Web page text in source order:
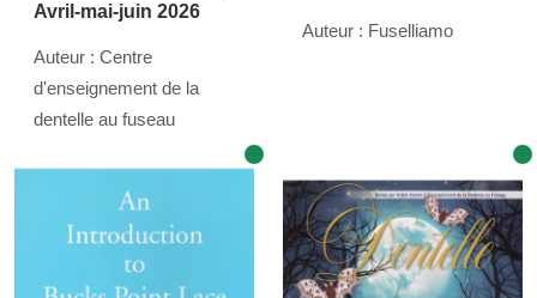
Avril-mai-juin 2026
Auteur : Centre
d'enseignement de la
dentelle au fuseau
Auteur : Fuselliamo